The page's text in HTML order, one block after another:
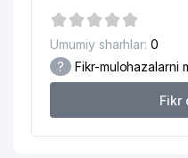
Umumiy sharhlar: 0
? Fikr-mulohazalarni
Fikr